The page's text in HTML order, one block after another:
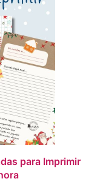
para Imprimir